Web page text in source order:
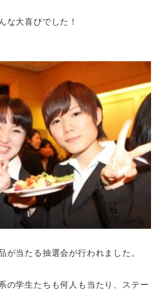
な大喜びでした！
が当たる抽選会が行われました。
の学生たちも何人も当たり、ステー